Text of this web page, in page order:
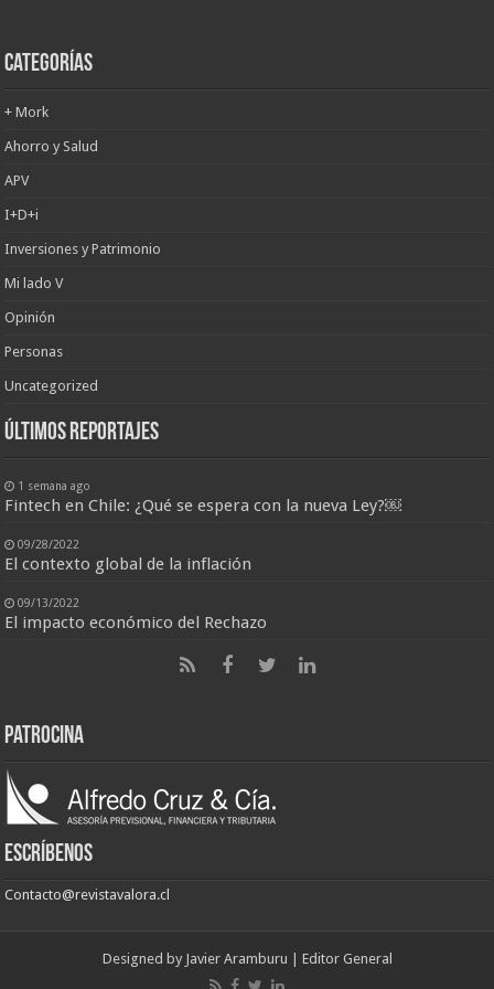
Categorías
+ Mork
Ahorro y Salud
APV
I+D+i
Inversiones y Patrimonio
Mi lado V
Opinión
Personas
Uncategorized
últimos reportajes
1 semana ago
Fintech en Chile: ¿Qué se espera con la nueva Ley?￼
09/28/2022
El contexto global de la inflación
09/13/2022
El impacto económico del Rechazo
Patrocina
Escríbenos
Contacto@revistavalora.cl
Designed by Javier Aramburu | Editor General